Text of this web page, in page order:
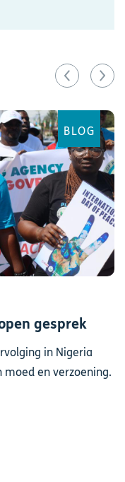
BLOG
gesprek
in Nigeria
en verzoening.